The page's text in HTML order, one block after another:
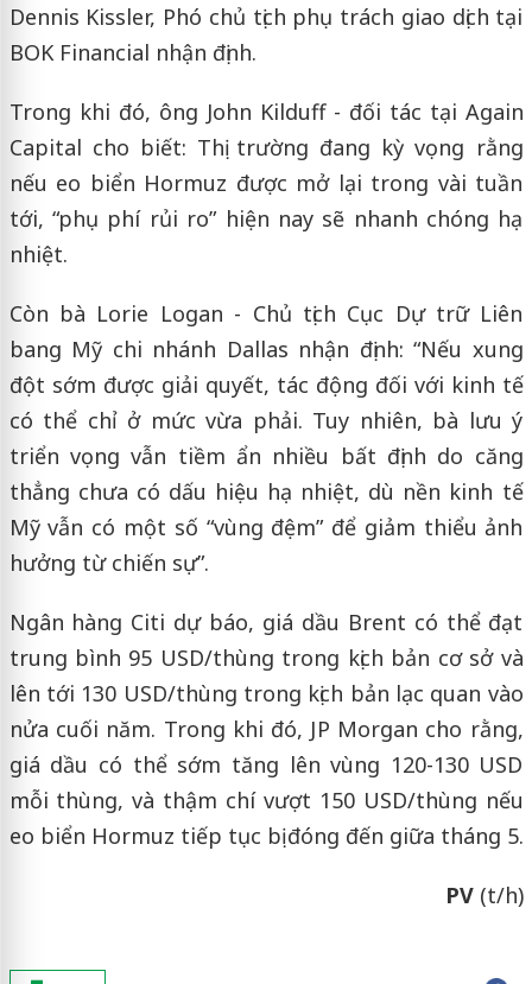
Dennis Kissler, Phó chủ tịch phụ trách giao dịch tại
BOK Financial nhận định.
Trong khi đó, ông John Kilduff - đối tác tại Again
Capital cho biết: Thị trường đang kỳ vọng rằng
nếu eo biển Hormuz được mở lại trong vài tuần
tới, “phụ phí rủi ro” hiện nay sẽ nhanh chóng hạ
nhiệt.
Còn bà Lorie Logan - Chủ tịch Cục Dự trữ Liên
bang Mỹ chi nhánh Dallas nhận định: “Nếu xung
đột sớm được giải quyết, tác động đối với kinh tế
có thể chỉ ở mức vừa phải. Tuy nhiên, bà lưu ý
triển vọng vẫn tiềm ẩn nhiều bất định do căng
thẳng chưa có dấu hiệu hạ nhiệt, dù nền kinh tế
Mỹ vẫn có một số “vùng đệm” để giảm thiểu ảnh
hưởng từ chiến sự”.
Ngân hàng Citi dự báo, giá dầu Brent có thể đạt
trung bình 95 USD/thùng trong kịch bản cơ sở và
lên tới 130 USD/thùng trong kịch bản lạc quan vào
nửa cuối năm. Trong khi đó, JP Morgan cho rằng,
giá dầu có thể sớm tăng lên vùng 120-130 USD
mỗi thùng, và thậm chí vượt 150 USD/thùng nếu
eo biển Hormuz tiếp tục bị đóng đến giữa tháng 5.
PV(t/h)